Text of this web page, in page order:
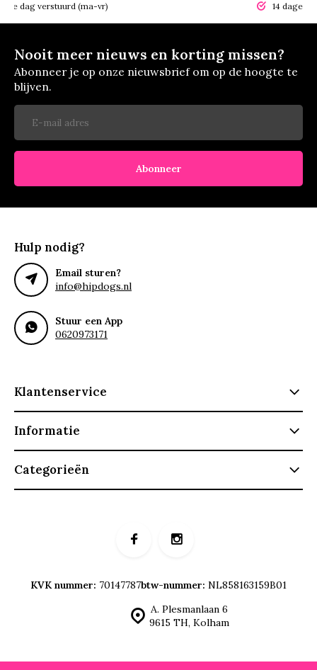
dag verstuurd (ma-vr) 14 dagen
Nooit meer nieuws en korting missen?
Abonneer je op onze nieuwsbrief om op de hoogte te
blijven.
Abonneer
Hulp nodig?
Email sturen?
info@hipdogs.nl
Stuur een App
0620973171
Klantenservice
Informatie
Categorieën
A. Plesmanlaan 6
9615 TH, Kolham
KVK nummer: 70147787btw-nummer: NL858163159B01